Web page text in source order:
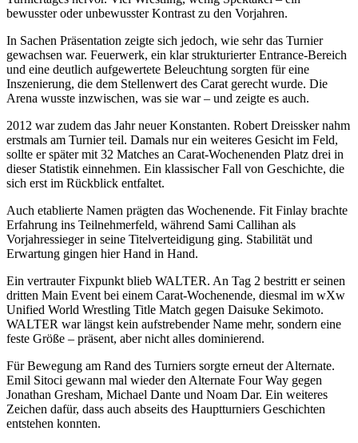
bewusster oder unbewusster Kontrast zu den Vorjahren.
In Sachen Präsentation zeigte sich jedoch, wie sehr das Turnier
gewachsen war. Feuerwerk, ein klar strukturierter Entrance-Bereich
und eine deutlich aufgewertete Beleuchtung sorgten für eine
Inszenierung, die dem Stellenwert des Carat gerecht wurde. Die
Arena wusste inzwischen, was sie war – und zeigte es auch.
2012 war zudem das Jahr neuer Konstanten. Robert Dreisskernahm
erstmals am Turnier teil. Damals nur ein weiteres Gesicht im Feld,
sollte er später mit 32 Matches an Carat-Wochenenden Platz drei in
dieser Statistik einnehmen. Ein klassischer Fall von Geschichte, die
sich erst im Rückblick entfaltet.
Auch etablierte Namen prägten das Wochenende. Fit Finlay brachte
Erfahrung ins Teilnehmerfeld, während Sami Callihan als
Vorjahressieger in seine Titelverteidigung ging. Stabilität und
Erwartung gingen hier Hand in Hand.
Ein vertrauter Fixpunkt blieb WALTER. An Tag 2 bestritt er seinen
dritten Main Event bei einem Carat-Wochenende, diesmal im wXw
Unified World Wrestling Title Match gegen Daisuke Sekimoto.
WALTER war längst kein aufstrebender Name mehr, sondern eine
feste Größe – präsent, aber nicht alles dominierend.
Für Bewegung am Rand des Turniers sorgte erneut der Alternate.
Emil Sitoci gewann mal wieder den Alternate Four Way gegen
Jonathan Gresham, Michael Dante und Noam Dar. Ein weiteres
Zeichen dafür, dass auch abseits des Hauptturniers Geschichten
entstehen konnten.